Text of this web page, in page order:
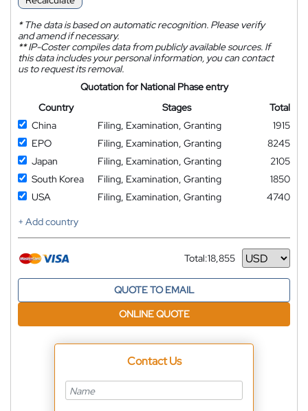
*The data is based on automatic recognition. Please verify
and amend if necessary.
**IP-Coster compiles data from publicly available sources. If
this data includes your personal information, you can contact
us to request its removal.
Quotation for National Phase entry
Country
Stages
Total
China
Filing, Examination, Granting
1915
EPO
Filing, Examination, Granting
8245
Japan
Filing, Examination, Granting
2105
South Korea
Filing, Examination, Granting
1850
USA
Filing, Examination, Granting
4740
+ Add country
Total:18,855
Currency
QUOTE TO EMAIL
ONLINE QUOTE
Contact Us